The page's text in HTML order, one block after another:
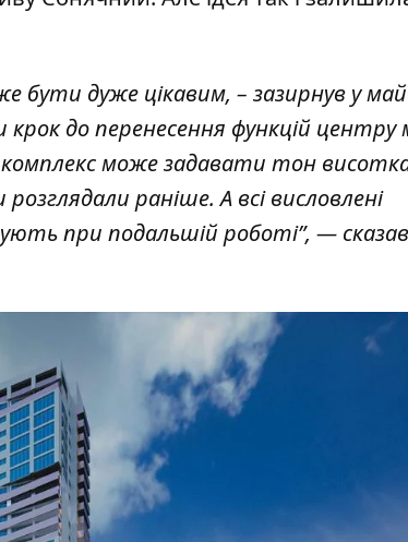
бути дуже цікавим, – зазирнув у
до перенесення функцій центру
комплекс може задавати тон
раніше. А всі висловлені
при подальшій роботі”, —